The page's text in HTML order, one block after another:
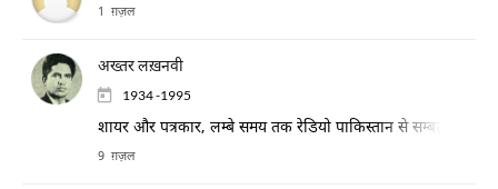
1 ग़ज़ल
अख्तर लख़नवी
1934 -1995
शायर और पत्रकार, लम्बे समय तक रेडियो पाकिस्तान से सम्बद्ध रहे,
9 ग़ज़ल